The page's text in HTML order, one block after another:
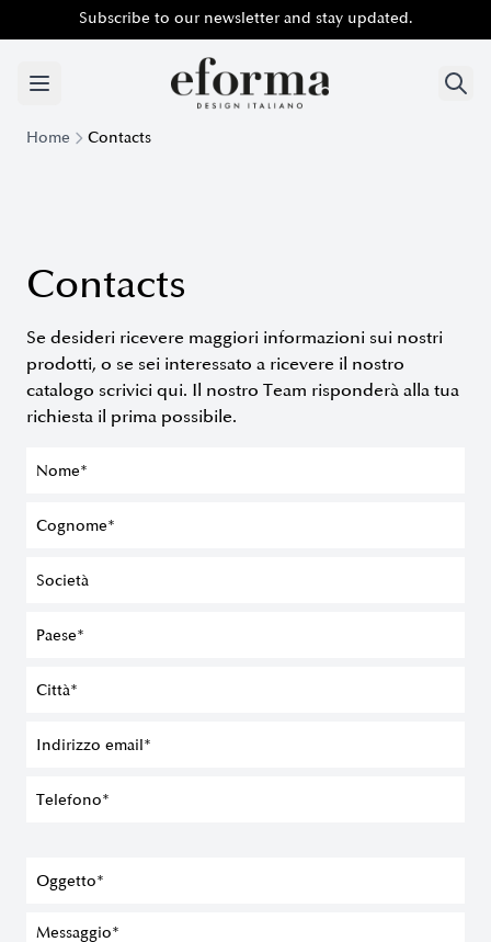
Subscribe to our newsletter and stay updated.
Subscribe to our newsletter and stay updated.
Home Contacts
Contacts
Se desideri ricevere maggiori informazioni sui nostri
prodotti, o se sei interessato a ricevere il nostro
catalogo scrivici qui. Il nostro Team risponderà alla tua
richiesta il prima possibile.